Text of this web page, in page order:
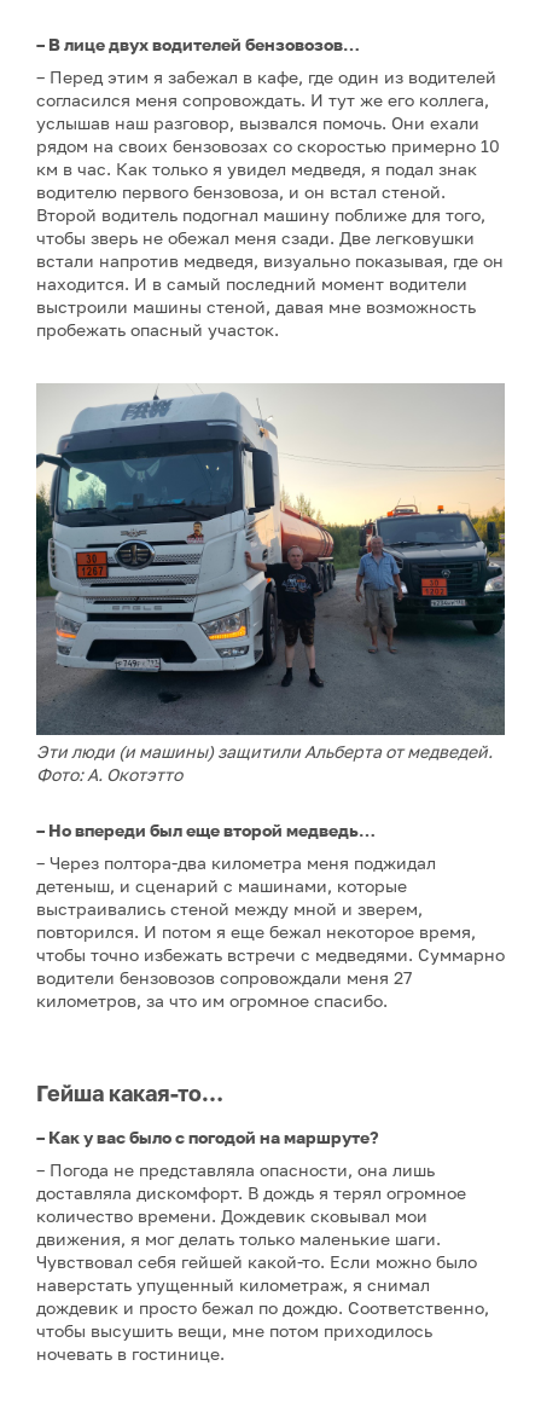
– В лице двух водителей бензовозов…
– Перед этим я забежал в кафе, где один из водителей
согласился меня сопровождать. И тут же его коллега,
услышав наш разговор, вызвался помочь. Они ехали
рядом на своих бензовозах со скоростью примерно 10
км в час. Как только я увидел медведя, я подал знак
водителю первого бензовоза, и он встал стеной.
Второй водитель подогнал машину поближе для того,
чтобы зверь не обежал меня сзади. Две легковушки
встали напротив медведя, визуально показывая, где он
находится. И в самый последний момент водители
выстроили машины стеной, давая мне возможность
пробежать опасный участок.
Эти люди (и машины) защитили Альберта от медведей.
Фото: А. Окотэтто
– Но впереди был еще второй медведь…
– Через полтора-два километра меня поджидал
детеныш, и сценарий с машинами, которые
выстраивались стеной между мной и зверем,
повторился. И потом я еще бежал некоторое время,
чтобы точно избежать встречи с медведями. Суммарно
водители бензовозов сопровождали меня 27
километров, за что им огромное спасибо.
Гейша какая-то…
– Как у вас было с погодой на маршруте?
– Погода не представляла опасности, она лишь
доставляла дискомфорт. В дождь я терял огромное
количество времени. Дождевик сковывал мои
движения, я мог делать только маленькие шаги.
Чувствовал себя гейшей какой-то. Если можно было
наверстать упущенный километраж, я снимал
дождевик и просто бежал по дождю. Соответственно,
чтобы высушить вещи, мне потом приходилось
ночевать в гостинице.